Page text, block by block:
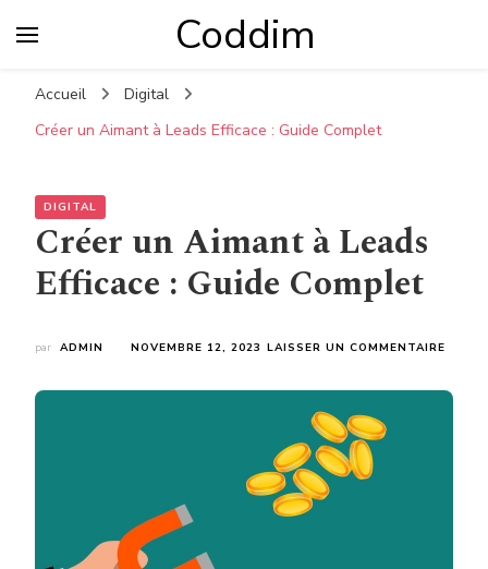
Coddim
Accueil
Digital
Créer un Aimant à Leads Efficace : Guide Complet
DIGITAL
Créer un Aimant à Leads
Efficace : Guide Complet
par ADMIN NOVEMBRE 12, 2023 LAISSER UN COMMENTAIRE